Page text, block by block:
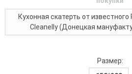
Кухонная скатерть от
Cleanelly (Донецкая
Размер: